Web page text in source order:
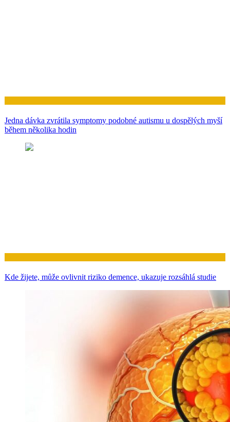
Jedna dávka zvrátila symptomy podobné autismu u dospělých myší
během několika hodin
Kde žijete, může ovlivnit riziko demence, ukazuje rozsáhlá studie